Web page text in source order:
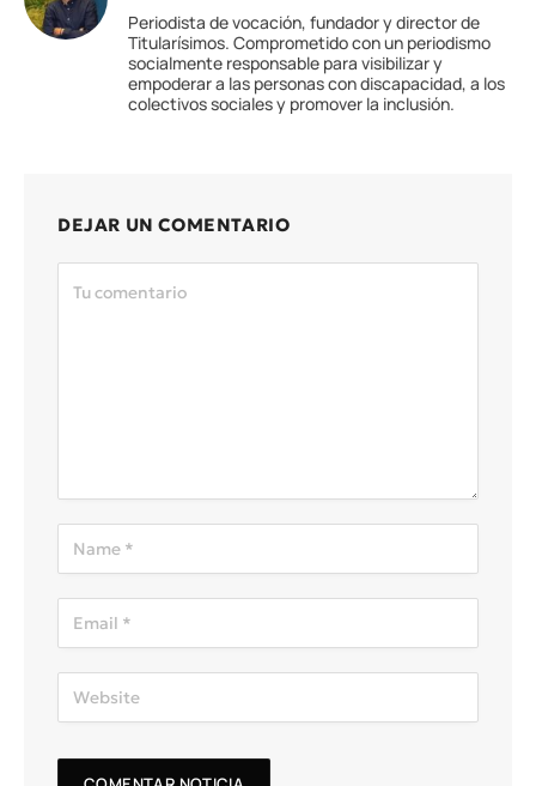
Periodista de vocación, fundador y director de
Titularísimos. Comprometido con un periodismo
socialmente responsable para visibilizar y
empoderar a las personas con discapacidad, a los
colectivos sociales y promover la inclusión.
DEJAR UN COMENTARIO